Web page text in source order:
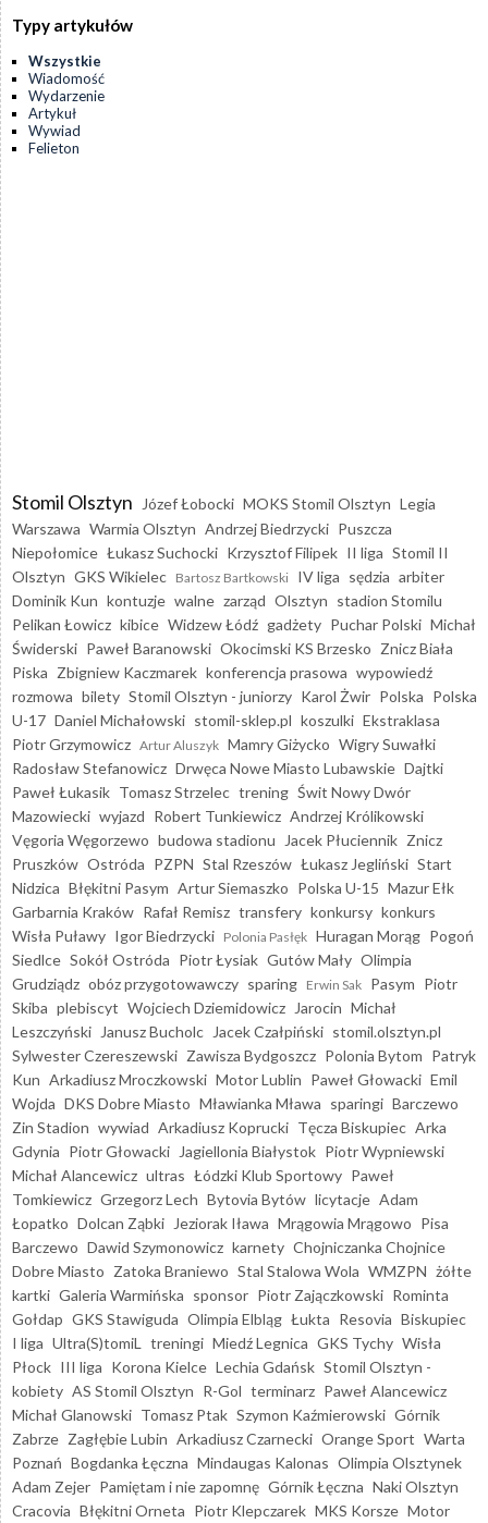
Typy artykułów
Wszystkie
Wiadomość
Wydarzenie
Artykuł
Wywiad
Felieton
Stomil Olsztyn Józef Łobocki MOKS Stomil Olsztyn Legia
Warszawa Warmia Olsztyn Andrzej Biedrzycki Puszcza
Niepołomice Łukasz Suchocki Krzysztof Filipek II liga Stomil II
Olsztyn GKS Wikielec Bartosz Bartkowski IV liga sędzia arbiter
Dominik Kun kontuzje walne zarząd Olsztyn stadion Stomilu
Pelikan Łowicz kibice Widzew Łódź gadżety Puchar Polski Michał
Świderski Paweł Baranowski Okocimski KS Brzesko Znicz Biała
Piska Zbigniew Kaczmarek konferencja prasowa wypowiedź
rozmowa bilety Stomil Olsztyn - juniorzy Karol Żwir Polska Polska
U-17 Daniel Michałowski stomil-sklep.pl koszulki Ekstraklasa
Piotr Grzymowicz Artur Aluszyk Mamry Giżycko Wigry Suwałki
Radosław Stefanowicz Drwęca Nowe Miasto Lubawskie Dajtki
Paweł Łukasik Tomasz Strzelec trening Świt Nowy Dwór
Mazowiecki wyjazd Robert Tunkiewicz Andrzej Królikowski
Vęgoria Węgorzewo budowa stadionu Jacek Płuciennik Znicz
Pruszków Ostróda PZPN Stal Rzeszów Łukasz Jegliński Start
Nidzica Błękitni Pasym Artur Siemaszko Polska U-15 Mazur Ełk
Garbarnia Kraków Rafał Remisz transfery konkursy konkurs
Wisła Puławy Igor Biedrzycki Polonia Pasłęk Huragan Morąg Pogoń
Siedlce Sokół Ostróda Piotr Łysiak Gutów Mały Olimpia
Grudziądz obóz przygotowawczy sparing Erwin Sak Pasym Piotr
Skiba plebiscyt Wojciech Dziemidowicz Jarocin Michał
Leszczyński
Janusz Bucholc Jacek Czałpiński stomil.olsztyn.pl
Sylwester Czereszewski Zawisza Bydgoszcz Polonia Bytom Patryk
Kun Arkadiusz Mroczkowski Motor Lublin Paweł Głowacki Emil
Wojda DKS Dobre Miasto Mławianka Mława sparingi Barczewo
Zin Stadion wywiad Arkadiusz Koprucki Tęcza Biskupiec Arka
Gdynia Piotr Głowacki Jagiellonia Białystok Piotr Wypniewski
Michał Alancewicz ultras Łódzki Klub Sportowy Paweł
Tomkiewicz Grzegorz Lech Bytovia Bytów licytacje Adam
Łopatko Dolcan Ząbki Jeziorak Iława Mrągowia Mrągowo Pisa
Barczewo Dawid Szymonowicz karnety Chojniczanka Chojnice
Dobre Miasto Zatoka Braniewo Stal Stalowa Wola WMZPN żółte
kartki Galeria Warmińska sponsor Piotr Zajączkowski Rominta
Gołdap GKS Stawiguda Olimpia Elbląg Łukta Resovia Biskupiec
I liga Ultra(S)tomiL treningi Miedź Legnica GKS Tychy Wisła
Płock III liga Korona Kielce Lechia Gdańsk Stomil Olsztyn -
kobiety AS Stomil Olsztyn R-Gol terminarz Paweł Alancewicz
Michał Glanowski Tomasz Ptak Szymon Kaźmierowski Górnik
Zabrze Zagłębie Lubin Arkadiusz Czarnecki Orange Sport Warta
Poznań Bogdanka Łęczna Mindaugas Kalonas Olimpia Olsztynek
Adam Zejer Pamiętam i nie zapomnę Górnik Łęczna Naki Olsztyn
Cracovia Błękitni Orneta Piotr Klepczarek MKS Korsze Motor